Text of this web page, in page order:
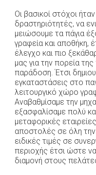
Οι βασικοί στόχοι
δραστηριότητές, να
μειώσουμε τα πάγια
γραφεία και αποθήκη,
έλεγχο και πιο
μας για την πορεία
παράδοση. Έτσι
εγκαταστάσεις στο
λειτουργικό χώρο
Αναβαθμίσαμε την
εξασφαλίσαμε πολύ
μεταφορικές
αποστολές σε όλη την
ειδικές τιμές σε
περιοχής έτσι ώστε
διαμονή στους